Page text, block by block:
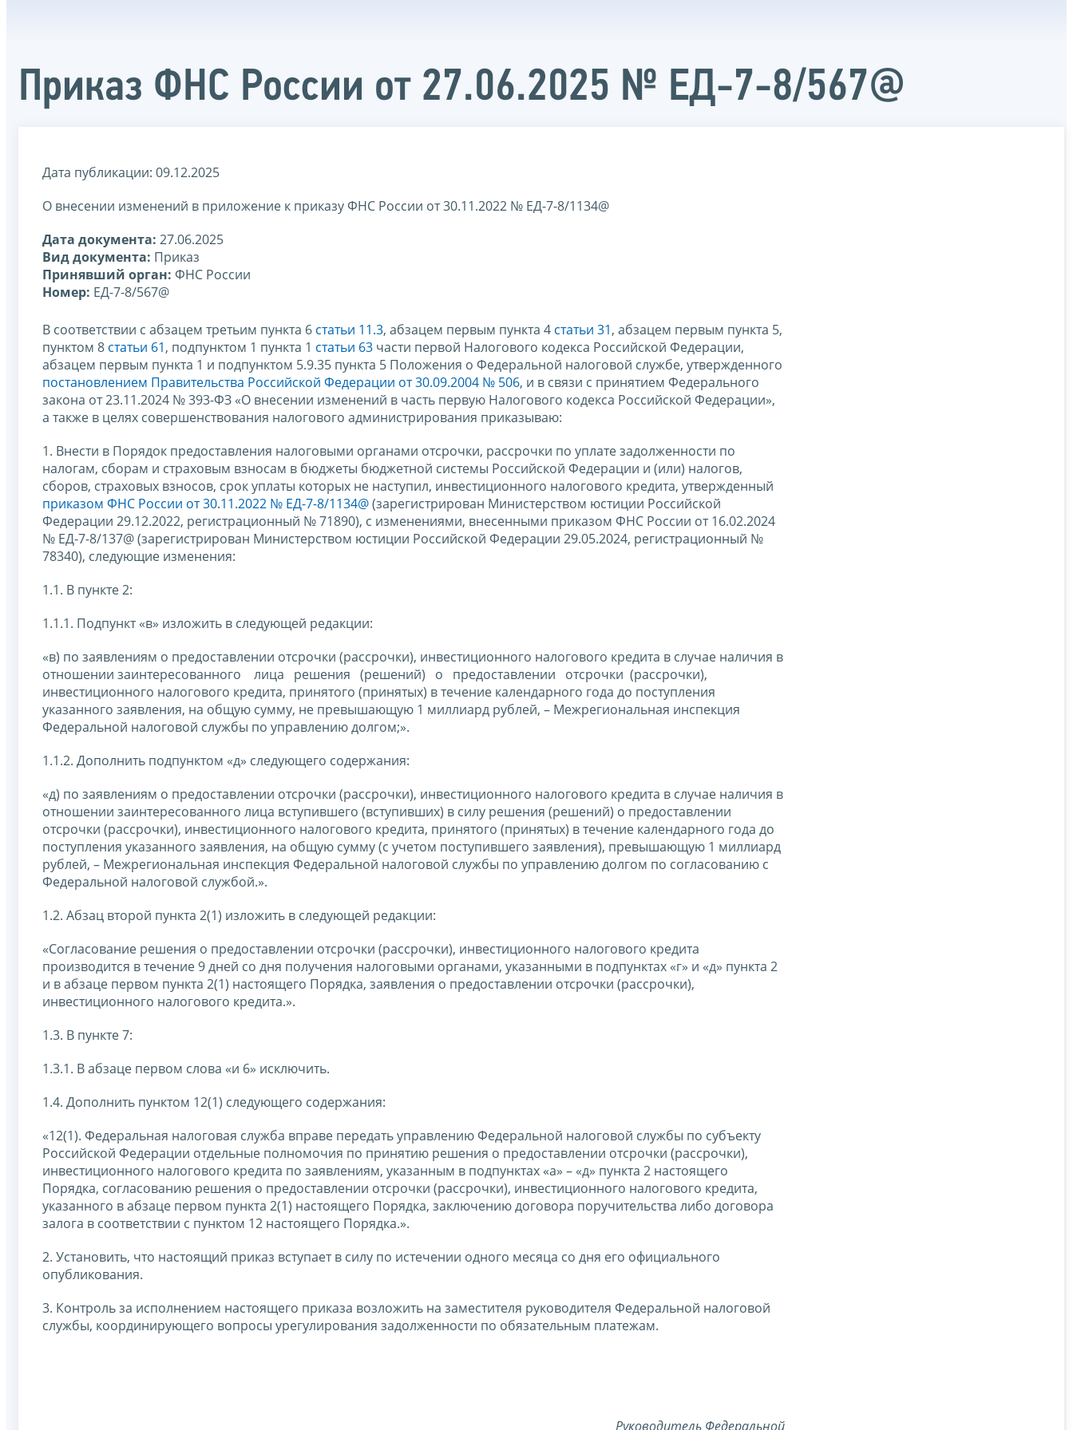
Приказ ФНС России от 27.06.2025 № ЕД-7-8/567@
Дата публикации: 09.12.2025
О внесении изменений в приложение к приказу ФНС России от 30.11.2022 № ЕД-7-8/1134@
Дата документа: 27.06.2025
Вид документа: Приказ
Принявший орган: ФНС России
Номер: ЕД-7-8/567@
В соответствии с абзацем третьим пункта 6 статьи 11.3, абзацем первым пункта 4 статьи 31, абзацем первым пункта 5,
пунктом 8 статьи 61, подпунктом 1 пункта 1 статьи 63 части первой Налогового кодекса Российской Федерации,
абзацем первым пункта 1 и подпунктом 5.9.35 пункта 5 Положения о Федеральной налоговой службе, утвержденного
постановлением Правительства Российской Федерации от 30.09.2004 № 506, и в связи с принятием Федерального
закона от 23.11.2024 № 393-ФЗ «О внесении изменений в часть первую Налогового кодекса Российской Федерации»,
а также в целях совершенствования налогового администрирования приказываю:
1. Внести в Порядок предоставления налоговыми органами отсрочки, рассрочки по уплате задолженности по
налогам, сборам и страховым взносам в бюджеты бюджетной системы Российской Федерации и (или) налогов,
сборов, страховых взносов, срок уплаты которых не наступил, инвестиционного налогового кредита, утвержденный
приказом ФНС России от 30.11.2022 № ЕД-7-8/1134@(зарегистрирован Министерством юстиции Российской
Федерации 29.12.2022, регистрационный № 71890), с изменениями, внесенными приказом ФНС России от 16.02.2024
№ ЕД-7-8/137@ (зарегистрирован Министерством юстиции Российской Федерации 29.05.2024, регистрационный №
78340), следующие изменения:
1.1. В пункте 2:
1.1.1. Подпункт «в» изложить в следующей редакции:
«в) по заявлениям о предоставлении отсрочки (рассрочки), инвестиционного налогового кредита в случае наличия в
отношении заинтересованного лица решения (решений) о предоставлении отсрочки (рассрочки),
инвестиционного налогового кредита, принятого (принятых) в течение календарного года до поступления
указанного заявления, на общую сумму, не превышающую 1 миллиард рублей, – Межрегиональная инспекция
Федеральной налоговой службы по управлению долгом;».
1.1.2. Дополнить подпунктом «д» следующего содержания:
«д) по заявлениям о предоставлении отсрочки (рассрочки), инвестиционного налогового кредита в случае наличия в
отношении заинтересованного лица вступившего (вступивших) в силу решения (решений) о предоставлении
отсрочки (рассрочки), инвестиционного налогового кредита, принятого (принятых) в течение календарного года до
поступления указанного заявления, на общую сумму (с учетом поступившего заявления), превышающую 1 миллиард
рублей, – Межрегиональная инспекция Федеральной налоговой службы по управлению долгом по согласованию с
Федеральной налоговой службой.».
1.2. Абзац второй пункта 2(1) изложить в следующей редакции:
«Согласование решения о предоставлении отсрочки (рассрочки), инвестиционного налогового кредита
производится в течение 9 дней со дня получения налоговыми органами, указанными в подпунктах «г» и «д» пункта 2
и в абзаце первом пункта 2(1) настоящего Порядка, заявления о предоставлении отсрочки (рассрочки),
инвестиционного налогового кредита.».
1.3. В пункте 7:
1.3.1. В абзаце первом слова «и 6» исключить.
1.4. Дополнить пунктом 12(1) следующего содержания:
«12(1). Федеральная налоговая служба вправе передать управлению Федеральной налоговой службы по субъекту
Российской Федерации отдельные полномочия по принятию решения о предоставлении отсрочки (рассрочки),
инвестиционного налогового кредита по заявлениям, указанным в подпунктах «а» – «д» пункта 2 настоящего
Порядка, согласованию решения о предоставлении отсрочки (рассрочки), инвестиционного налогового кредита,
указанного в абзаце первом пункта 2(1) настоящего Порядка, заключению договора поручительства либо договора
залога в соответствии с пунктом 12 настоящего Порядка.».
2. Установить, что настоящий приказ вступает в силу по истечении одного месяца со дня его официального
опубликования.
3. Контроль за исполнением настоящего приказа возложить на заместителя руководителя Федеральной налоговой
службы, координирующего вопросы урегулирования задолженности по обязательным платежам.
Руководитель Федеральной